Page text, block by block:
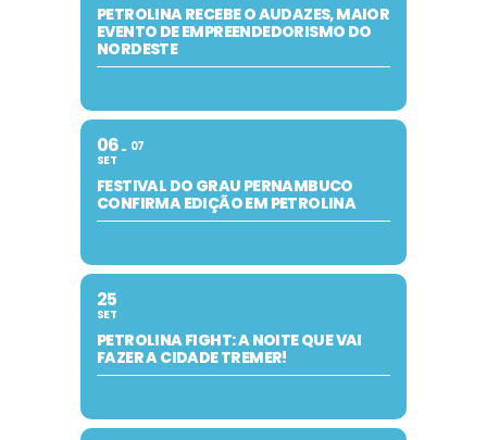
PETROLINA RECEBE O AUDAZES, MAIOR
EVENTO DE EMPREENDEDORISMO DO
NORDESTE
06
SET
07
FESTIVAL DO GRAU PERNAMBUCO
CONFIRMA EDIÇÃO EM PETROLINA
25
SET
PETROLINA FIGHT: A NOITE QUE VAI
FAZER A CIDADE TREMER!